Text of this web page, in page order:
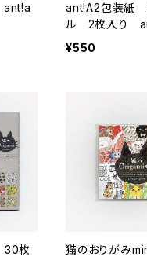
ant!a
ant!A2包装紙
ル 2枚入り
t!!!
¥550
30枚
猫のおりがみ